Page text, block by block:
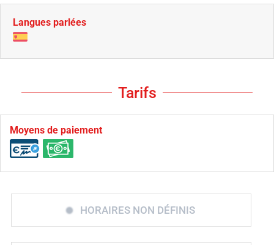
Langues parlées
Tarifs
Moyens de paiement
HORAIRES NON DÉFINIS